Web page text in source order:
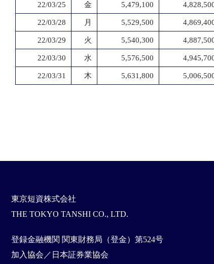
22/03/25 金 5,479,100
22/03/28 月 5,529,500
22/03/29 火 5,540,300
22/03/30 水 5,576,500
22/03/31 木 5,631,800
東京短資株式会社
THE TOKYO TANSHI CO., LTD.
登録金融機関 関東財務局（登金）第524号
加入協会／日本証券業協会